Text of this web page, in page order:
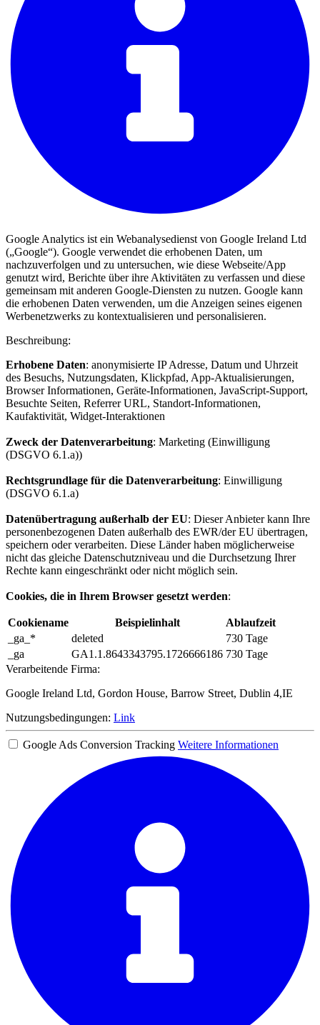
Google Analytics ist ein Webanalysedienst von Google Ireland Ltd
(„Google“). Google verwendet die erhobenen Daten, um
nachzuverfolgen und zu untersuchen, wie diese Webseite/App
genutzt wird, Berichte über ihre Aktivitäten zu verfassen und diese
gemeinsam mit anderen Google-Diensten zu nutzen. Google kann
die erhobenen Daten verwenden, um die Anzeigen seines eigenen
Werbenetzwerks zu kontextualisieren und personalisieren.
Beschreibung:
Erhobene Daten: anonymisierte IP Adresse, Datum und Uhrzeit
des Besuchs, Nutzungsdaten, Klickpfad, App-Aktualisierungen,
Browser Informationen, Geräte-Informationen, JavaScript-Support,
Besuchte Seiten, Referrer URL, Standort-Informationen,
Kaufaktivität, Widget-Interaktionen
Zweck der Datenverarbeitung: Marketing (Einwilligung
(DSGVO 6.1.a))
Rechtsgrundlage für die Datenverarbeitung: Einwilligung
(DSGVO 6.1.a)
Datenübertragung außerhalb der EU: Dieser Anbieter kann Ihre
personenbezogenen Daten außerhalb des EWR/der EU übertragen,
speichern oder verarbeiten. Diese Länder haben möglicherweise
nicht das gleiche Datenschutzniveau und die Durchsetzung Ihrer
Rechte kann eingeschränkt oder nicht möglich sein.
Cookies, die in Ihrem Browser gesetzt werden:
Cookiename Beispielinhalt
Ablaufzeit
_ga_*
deleted
730 Tage
_ga
GA1.1.8643343795.1726666186 730 Tage
Verarbeitende Firma:
Google Ireland Ltd, Gordon House, Barrow Street, Dublin 4,IE
Nutzungsbedingungen: Link
Google Ads Conversion Tracking Weitere Informationen